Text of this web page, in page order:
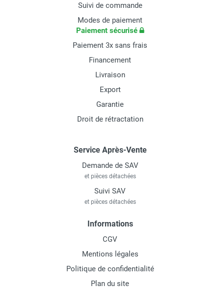
Suivi de commande
Modes de paiement
Paiement sécurisé
Paiement 3x sans frais
Financement
Livraison
Export
Garantie
Droit de rétractation
Service Après-Vente
Demande de SAV
et pièces détachées
Suivi SAV
et pièces détachées
Informations
CGV
Mentions légales
Politique de confidentialité
Plan du site